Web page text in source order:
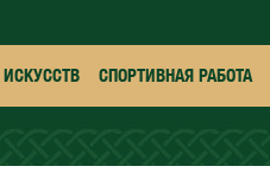
СПОРТИВНАЯ РАБОТА